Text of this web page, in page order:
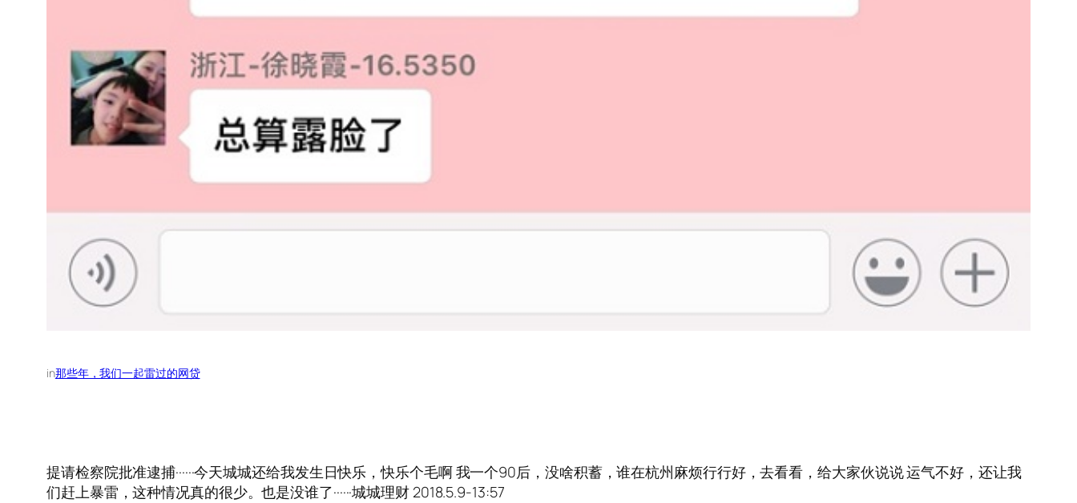
in那些年，我们一起雷过的网贷
提请检察院批准逮捕······今天城城还给我发生日快乐，快乐个毛啊 我一个90后，没啥积蓄，谁在杭州麻烦行行好，去看看，给大家伙说说 运气不好，还让我
们赶上暴雷，这种情况真的很少。也是没谁了······城城理财 2018.5.9-13:57